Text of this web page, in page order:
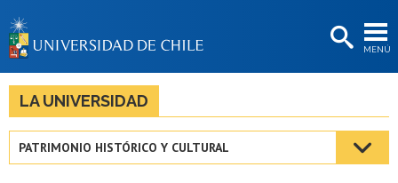
MENÚ
BIBLIOTECAS
LA UNIVERSIDAD
Estudiantes
LA UNIVERSIDAD
PATRIMONIO HISTÓRICO Y CULTURAL